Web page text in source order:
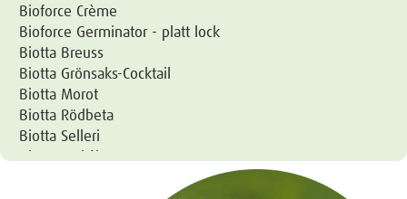
Bioforce Crème
Bioforce Germinator - platt lock
Biotta Breuss
Biotta Grönsaks-Cocktail
Biotta Morot
Biotta Rödbeta
Biotta Selleri
Biotta Surkål